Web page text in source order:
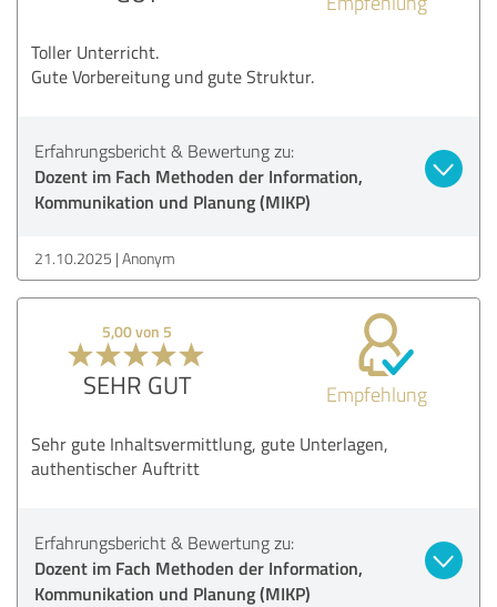
Toller Unterricht.
Gute Vorbereitung und gute Struktur.
Erfahrungsbericht & Bewertung zu:
Dozent im Fach Methoden der Information,
Kommunikation und Planung (MIKP)
21.10.2025 Anonym
5,00 von 5
SEHR GUT Empfehlung
Sehr gute Inhaltsvermittlung, gute Unterlagen,
authentischer Auftritt
Erfahrungsbericht & Bewertung zu:
Dozent im Fach Methoden der Information,
Kommunikation und Planung (MIKP)